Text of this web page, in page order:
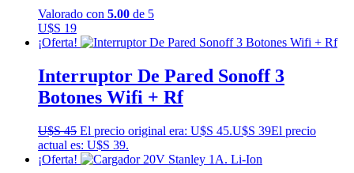
Valorado con 5.00 de 5
U$S 19
¡Oferta!
Interruptor De Pared Sonoff 3
Botones Wifi + Rf
U$S45 El precio original era: U$S 45.U$S 39El precio
actual es: U$S 39.
¡Oferta!